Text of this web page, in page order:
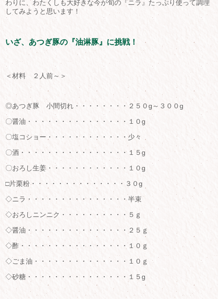
わりに、わたくしも大好きな今が旬の『ニラ』たっぷり使って調理
してみようと思います！
いざ、あつぎ豚の『油淋豚』に挑戦！
＜材料 ２人前～＞
◎あつぎ豚 小間切れ・・・・・・・・２５０g～３００g
〇醤油・・・・・・・・・・・・・・・１０g
〇塩コショー・・・・・・・・・・・・少々
〇酒・・・・・・・・・・・・・・・・１５g
〇おろし生姜・・・・・・・・・・・・１０g
□片栗粉・・・・・・・・・・・・・・３０g
◇ニラ・・・・・・・・・・・・・・・半束
◇おろしニンニク・・・・・・・・・・５ｇ
◇醤油・・・・・・・・・・・・・・・２５ｇ
◇酢・・・・・・・・・・・・・・・・１０ｇ
◇ごま油・・・・・・・・・・・・・・１０ｇ
◇砂糖・・・・・・・・・・・・・・・１５g